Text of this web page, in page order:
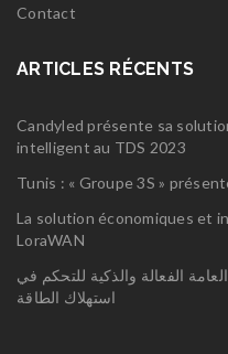
Contact
ARTICLES RÉCENTS
Candyled présente sa
intelligent au TDS 2023
Tunis : « Groupe 3S »
La solution économiques et
LoraWAN
العامة الفعالة والذكية للتحكم في
استهلاك الطاقة